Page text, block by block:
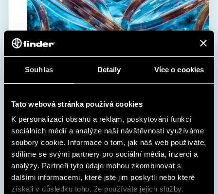
Souhlas Detaily Více o cookies
Tato webová stránka používá cookies
K personalizaci obsahu a reklam, poskytování funkcí
sociálních médií a analýze naší návštěvnosti využíváme
soubory cookie. Informace o tom, jak náš web používáte,
sdílíme se svými partnery pro sociální média, inzerci a
analýzy. Partneři tyto údaje mohou zkombinovat s
dalšími informacemi, které jste jim poskytli nebo které
získali v důsledku toho, že používáte jejich služby.
TROCHU LEPŠÍ BYDLENÍ
AUTOMATIZACE BUDOV
Systém YESLY pro řízení vaší domácnosti pohodlně
odkudkoliv.